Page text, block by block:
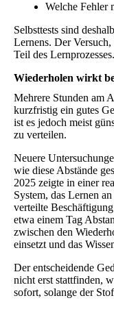
Welche Fehler
Selbsttests sind
Lernens. Der
Teil des Lernprozesses.
Wiederholen wirkt
Mehrere Stunden am
kurzfristig ein gutes
ist es jedoch meist
zu verteilen.
Neuere
wie diese Abstände
2025 zeigte in einer
System, das Lernen
verteilte
etwa einem Tag
zwischen den
einsetzt und das
Der entscheidende
nicht erst stattfinden,
sofort, solange der